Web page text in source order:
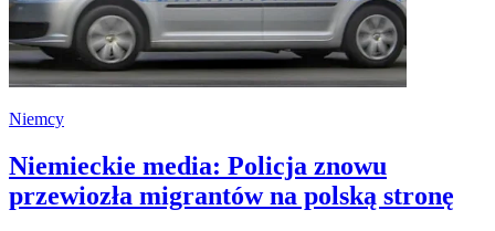
Niemcy
Niemieckie media: Policja znowu
przewiozła migrantów na polską stronę